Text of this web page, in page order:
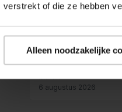
verstrekt of die ze hebben
Alleen noodzakelijke
Topwinkel!
mee, goeie service!
6 augustus 2026